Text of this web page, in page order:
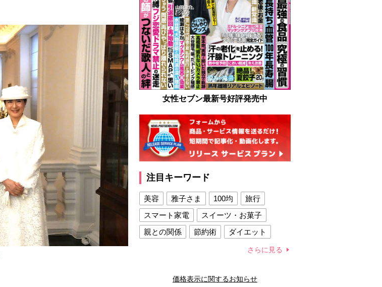
女性セブン最新号好評発売中
注目キーワード
美容 雅子さま 100均
旅行
スマート家電
スイーツ・お菓子
親との関係
節約術
ダイエット
夫との関係
新津春子 どか食い
さらに見る
価格表示に関するお知らせ